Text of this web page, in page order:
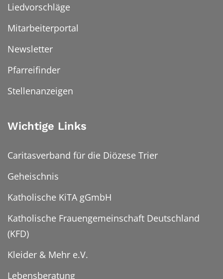
Liedvorschläge
Mitarbeiterportal
Newsletter
Pfarreifinder
Stellenanzeigen
Wichtige Links
Caritasverband für die Diözese Trier
Geheischnis
Katholische KiTA gGmbH
Katholische Frauengemeinschaft Deutschland
(KFD)
Kleider & Mehr e.V.
Lebensberatung